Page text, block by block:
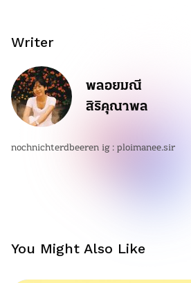
Writer
พลอยมณี
สิริคุณาพล
nochnichterdbeeren ig : ploimanee.sir
You Might Also Like